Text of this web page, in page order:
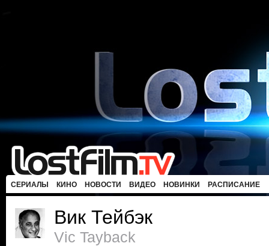
СЕРИАЛЫ КИНО НОВОСТИ ВИДЕО НОВИНКИ РАСПИСАНИЕ
Вик Тейбэк
Vic Tayback